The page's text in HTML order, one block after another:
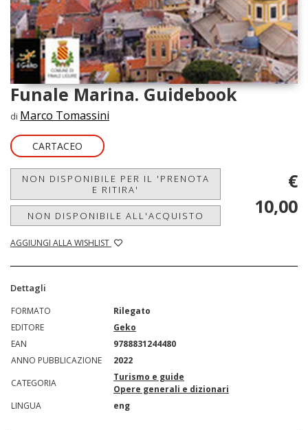
Funale Marina. Guidebook
di Marco Tomassini
CARTACEO
NON DISPONIBILE PER IL 'PRENOTA
E RITIRA'
NON DISPONIBILE ALL'ACQUISTO
AGGIUNGI ALLA WISHLIST
€
10,00
Dettagli
FORMATO
Rilegato
EDITORE
Geko
EAN
9788831244480
ANNO PUBBLICAZIONE
2022
CATEGORIA
Turismo e guide
Opere generali e dizionari
LINGUA
eng